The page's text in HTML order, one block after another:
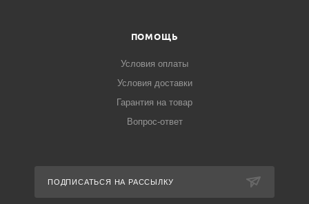
ПОМОЩЬ
Условия оплаты
Условия доставки
Гарантия на товар
Вопрос-ответ
ПОДПИСАТЬСЯ НА РАССЫЛКУ